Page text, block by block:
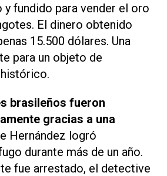
y fundido para vender el oro
El dinero obtenido
15.500 dólares. Una
para un objeto de
brasileños fueron
gracias a una
Hernández logró
durante más de un año.
fue arrestado, el detective